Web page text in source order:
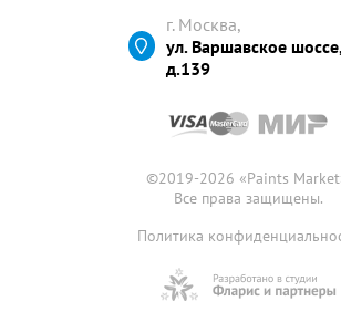
г. Москва,
ул. Варшавское
д.139
©2019-2026 «Paints Market
Все права защищены.
Политика